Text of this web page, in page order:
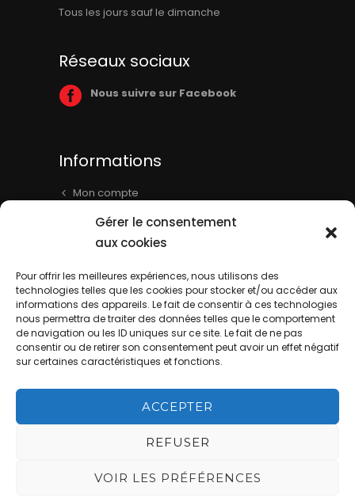
Gérer le consentement
aux cookies
Pour offrir les meilleures expériences, nous utilisons des
technologies telles que les cookies pour stocker et/ou accéder aux
informations des appareils. Le fait de consentir à ces technologies
nous permettra de traiter des données telles que le comportement
de navigation ou les ID uniques sur ce site. Le fait de ne pas
consentir ou de retirer son consentement peut avoir un effet négatif
sur certaines caractéristiques et fonctions.
ACCEPTER
REFUSER
VOIR LES PRÉFÉRENCES
Tous les jours sauf le dimanche
Réseaux sociaux
Nous suivre sur Facebook
Informations
Mon compte
Panier
Livraison & Informations
Conditions générales
Contact
La Cave de Batisse - Website by